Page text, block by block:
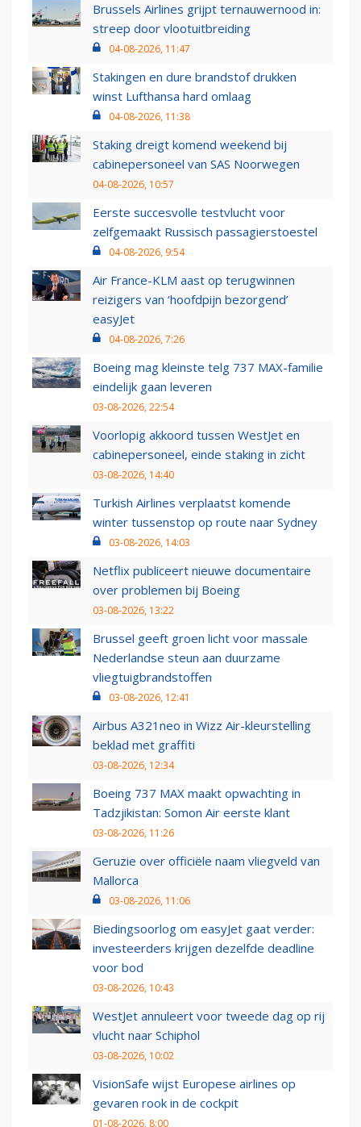
Brussels Airlines grijpt ternauwernood in:
streep door vlootuitbreiding
04-08-2026, 11:47
Stakingen en dure brandstof drukken
winst Lufthansa hard omlaag
04-08-2026, 11:38
Staking dreigt komend weekend bij
cabinepersoneel van SAS Noorwegen
04-08-2026, 10:57
Eerste succesvolle testvlucht voor
zelfgemaakt Russisch passagierstoestel
04-08-2026, 9:54
Air France-KLM aast op terugwinnen
reizigers van ‘hoofdpijn bezorgend’
easyJet
04-08-2026, 7:26
Boeing mag kleinste telg 737 MAX-familie
eindelijk gaan leveren
03-08-2026, 22:54
Voorlopig akkoord tussen WestJet en
cabinepersoneel, einde staking in zicht
03-08-2026, 14:40
Turkish Airlines verplaatst komende
winter tussenstop op route naar Sydney
03-08-2026, 14:03
Netflix publiceert nieuwe documentaire
over problemen bij Boeing
03-08-2026, 13:22
Brussel geeft groen licht voor massale
Nederlandse steun aan duurzame
vliegtuigbrandstoffen
03-08-2026, 12:41
Airbus A321neo in Wizz Air-kleurstelling
beklad met graffiti
03-08-2026, 12:34
Boeing 737 MAX maakt opwachting in
Tadzjikistan: Somon Air eerste klant
03-08-2026, 11:26
Geruzie over officiële naam vliegveld van
Mallorca
03-08-2026, 11:06
Biedingsoorlog om easyJet gaat verder:
investeerders krijgen dezelfde deadline
voor bod
03-08-2026, 10:43
WestJet annuleert voor tweede dag op rij
vlucht naar Schiphol
03-08-2026, 10:02
VisionSafe wijst Europese airlines op
gevaren rook in de cockpit
01-08-2026, 8:00